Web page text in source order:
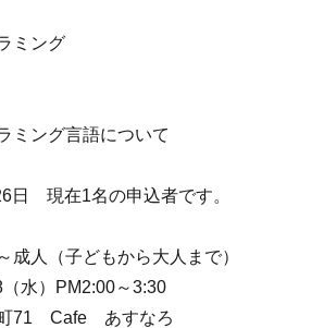
ミング
ミング言語について
現在1名の申込者です。
成人（子どもから大人まで）
水）PM2:00～3:30
町71 Cafe あすなろ